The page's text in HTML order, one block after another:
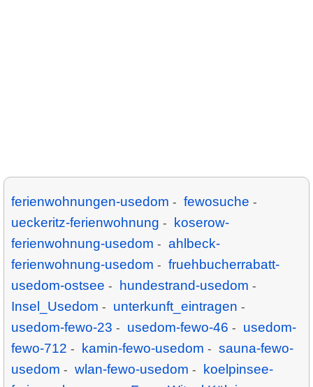
ferienwohnungen-usedom - fewosuche -
ueckeritz-ferienwohnung -
koserow-
ferienwohnung-usedom - ahlbeck-
ferienwohnung-usedom - fruehbucherrabatt-
usedom-ostsee - hundestrand-usedom -
Insel_Usedom - unterkunft_eintragen -
usedom-fewo-23 - usedom-fewo-46 - usedom-
fewo-712 - kamin-fewo-usedom - sauna-fewo-
usedom - wlan-fewo-usedom -
koelpinsee-